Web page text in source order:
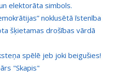
elektorāta simbols.
noklusētā īstenība
šķietamas drošības vārdā
spēlē jeb joki beigušies!
"Skapis"